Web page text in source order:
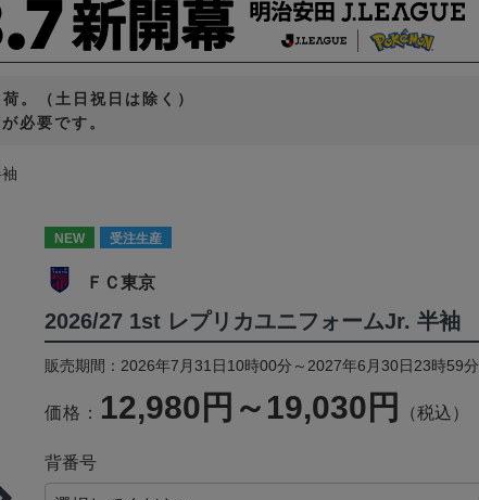
。（土日祝日は除く）
必要です。
NEW 受注生産
ＦＣ東京
2026/27 1st レプリカユニフォームJr. 半袖
販売期間：2026年7月31日10時00分～2027年6月30日23時59分
価格： 12,980円～19,030円 （税込）
背番号